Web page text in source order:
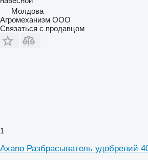
Молдова
Агромеханизм ООО
Связаться с продавцом
1
Axano Разбрасыватель удобрений